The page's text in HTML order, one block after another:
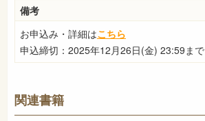
備考
お申込み・詳細はこちら
申込締切：2025年12月26日(金) 23:59まで
関連書籍